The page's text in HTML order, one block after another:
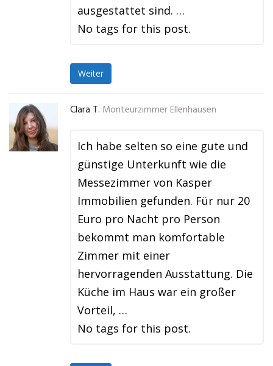
ausgestattet sind. …
No tags for this post.
Weiter
Clara T. Monteurzimmer Ellenhausen
Ich habe selten so eine gute und
günstige Unterkunft wie die
Messezimmer von Kasper
Immobilien gefunden. Für nur 20
Euro pro Nacht pro Person
bekommt man komfortable
Zimmer mit einer
hervorragenden Ausstattung. Die
Küche im Haus war ein großer
Vorteil, …
No tags for this post.